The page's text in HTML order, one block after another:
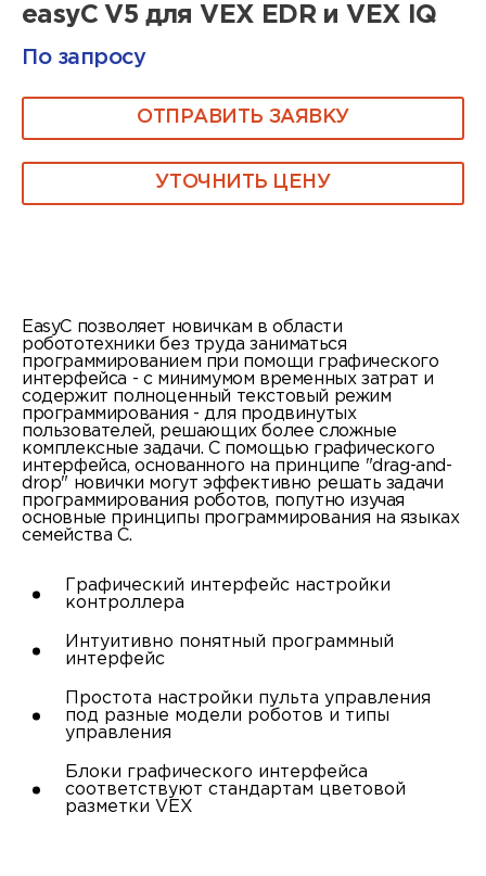
easyC V5 для VEX EDR и VEX IQ
По запросу
ОТПРАВИТЬ ЗАЯВКУ
УТОЧНИТЬ ЦЕНУ
EasyC позволяет новичкам в области
робототехники без труда заниматься
программированием при помощи графического
интерфейса - с минимумом временных затрат и
содержит полноценный текстовый режим
программирования - для продвинутых
пользователей, решающих более сложные
комплексные задачи. С помощью графического
интерфейса, основанного на принципе "drag-and-
drop" новички могут эффективно решать задачи
программирования роботов, попутно изучая
основные принципы программирования на языках
семейства С.
Графический интерфейс настройки
контроллера
Интуитивно понятный программный
интерфейс
Простота настройки пульта управления
под разные модели роботов и типы
управления
Блоки графического интерфейса
соответствуют стандартам цветовой
разметки VEX